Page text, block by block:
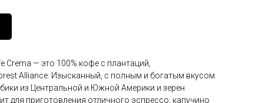
Crema — это 100% кофе с плантаций,
Alliance. Изысканный, с полным и богатым вкусом.
из Центральной и Южной Америки и зерен
для приготовления отличного эспрессо, капучино